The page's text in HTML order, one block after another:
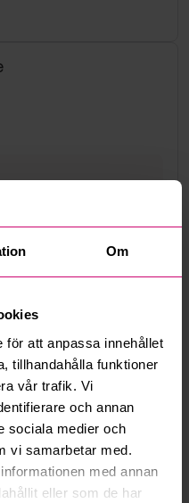
Om
för att anpassa innehållet
tillhandahålla funktioner
vår trafik. Vi
och annan
sociala medier och
vi samarbetar med.
med annan
eller som de har